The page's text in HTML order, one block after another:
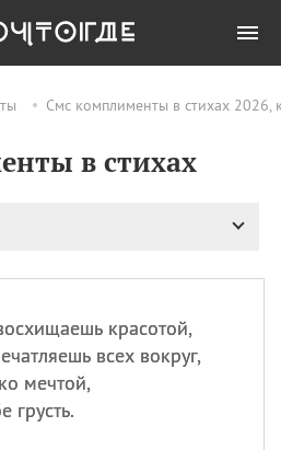
Смс комплименты в стихах 2026,
в стихах
красотой,
всех вокруг,
мечтой,
грусть.
ПРАЗДНИКИ Все
09.08 День памяти жертв
09.08
Национальный день
рисового пудинга
День Дымняшки
(Smokey Bear Day)